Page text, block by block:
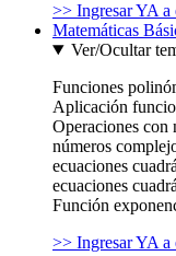
>> Ingresar YA a
Matemáticas
Ver/Ocultar
Funciones
Aplicación
Operaciones con
números
ecuaciones
ecuaciones
Función
>> Ingresar YA a